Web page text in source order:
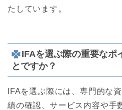
たしています。
IFAを選ぶ際の重要なポ
とですか？
IFAを選ぶ際には、専門的な
績の確認、サービス内容や手